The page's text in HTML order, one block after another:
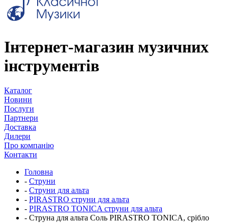
Інтернет-магазин музичних
інструментів
Каталог
Новини
Послуги
Партнери
Доставка
Дилери
Про компанію
Контакти
Головна
- Струни
- Струни для альта
- PIRASTRO струни для альта
- PIRASTRO TONICA струни для альта
- Струна для альта Соль PIRASTRO TONICA, срібло